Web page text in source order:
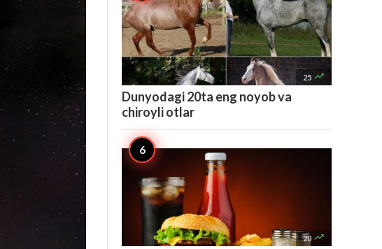
25 
Dunyodagi 20ta eng noyob va
chiroyli otlar
20 